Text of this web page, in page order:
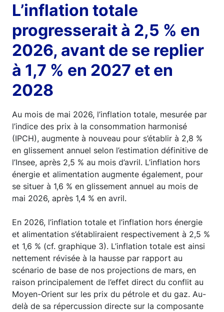
L’inflation totale
progresserait à 2,5 % en
2026, avant de se replier
à 1,7 % en 2027 et en
2028
Au mois de mai 2026, l’inflation totale, mesurée par
l’indice des prix à la consommation harmonisé
(IPCH), augmente à nouveau pour s’établir à 2,8 %
en glissement annuel selon l’estimation définitive de
l’Insee, après 2,5 % au mois d’avril. L’inflation hors
énergie et alimentation augmente également, pour
se situer à 1,6 % en glissement annuel au mois de
mai 2026, après 1,4 % en avril.
En 2026, l’inflation totale et l’inflation hors énergie
et alimentation s’établiraient respectivement à 2,5 %
et 1,6 % (cf. graphique 3). L’inflation totale est ainsi
nettement révisée à la hausse par rapport au
scénario de base de nos projections de mars, en
raison principalement de l’effet direct du conflit au
Moyen-Orient sur les prix du pétrole et du gaz. Au-
delà de sa répercussion directe sur la composante